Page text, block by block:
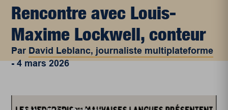
Rencontre avec Louis-
Maxime Lockwell, conteur
Par David Leblanc, journaliste multiplateforme
-4 mars 2026